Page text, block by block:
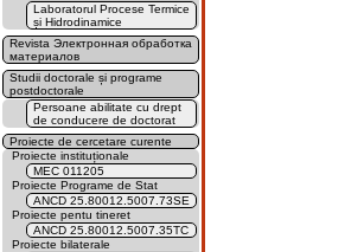
Laboratorul Procese Termice
și Hidrodinamice
Revista Электронная обработка
материалов
Studii doctorale și programe
postdoctorale
Persoane abilitate cu drept
de conducere de doctorat
Proiecte de cercetare curente
Proiecte instituționale
MEC 011205
Proiecte Programe de Stat
ANCD 25.80012.5007.73SE
Proiecte pentu tineret
ANCD 25.80012.5007.35TC
Proiecte bilaterale